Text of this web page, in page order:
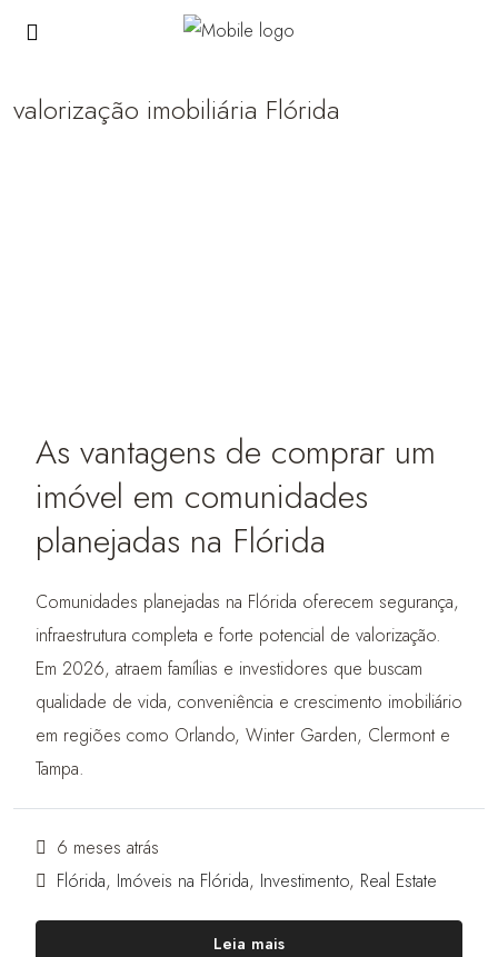
valorização imobiliária Flórida
As vantagens de comprar um
imóvel em comunidades
planejadas na Flórida
Comunidades planejadas na Flórida oferecem segurança,
infraestrutura completa e forte potencial de valorização.
Em 2026, atraem famílias e investidores que buscam
qualidade de vida, conveniência e crescimento imobiliário
em regiões como Orlando, Winter Garden, Clermont e
Tampa.
6 meses atrás
Flórida, Imóveis na Flórida, Investimento, Real Estate
Leia mais